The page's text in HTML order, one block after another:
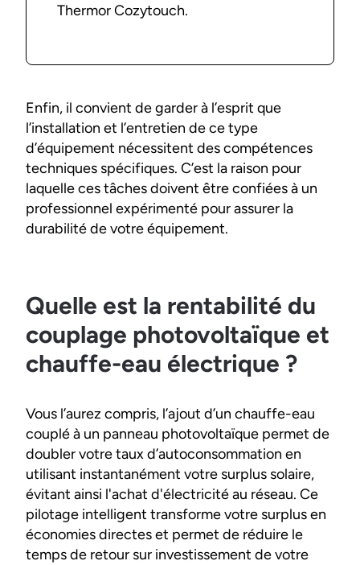
Thermor Cozytouch.
Enfin, il convient de garder à l’esprit que
l’installation et l’entretien de ce type
d’équipement nécessitent des compétences
techniques spécifiques. C’est la raison pour
laquelle ces tâches doivent être confiées à un
professionnel expérimenté pour assurer la
durabilité de votre équipement.
Quelle est la rentabilité du
couplage photovoltaïque et
chauffe-eau électrique ?
Vous l’aurez compris, l’ajout d’un chauffe-eau
couplé à un panneau photovoltaïque permet de
doubler votre taux d’autoconsommation en
utilisant instantanément votre surplus solaire,
évitant ainsi l'achat d'électricité au réseau. Ce
pilotage intelligent transforme votre surplus en
économies directes et permet de réduire le
temps de retour sur investissement de votre